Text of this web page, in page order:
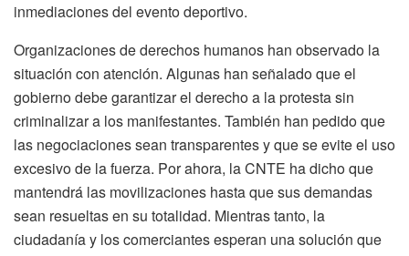
inmediaciones del evento deportivo.
Organizaciones de derechos humanos han observado la
situación con atención. Algunas han señalado que el
gobierno debe garantizar el derecho a la protesta sin
criminalizar a los manifestantes. También han pedido que
las negociaciones sean transparentes y que se evite el uso
excesivo de la fuerza. Por ahora, la CNTE ha dicho que
mantendrá las movilizaciones hasta que sus demandas
sean resueltas en su totalidad. Mientras tanto, la
ciudadanía y los comerciantes esperan una solución que